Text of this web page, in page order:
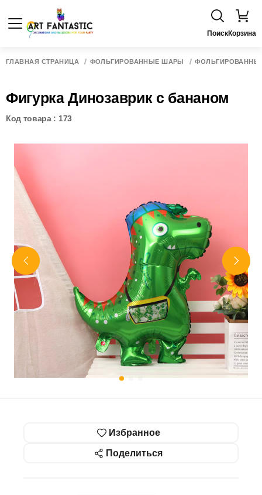
ПоискКорзина
ГЛАВНАЯ СТРАНИЦА ФОЛЬГИРОВАННЫЕ ШАРЫ
Фигурка Динозаврик с бананом
Код товара : 173
Избранное
Поделиться